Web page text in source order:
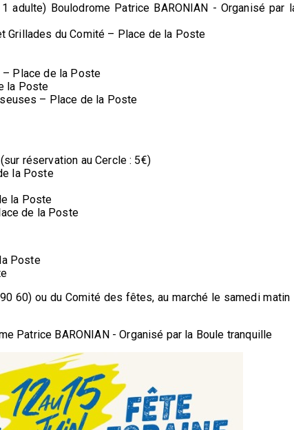
adulte) Boulodrome Patrice BARONIAN - Organisé par
Grillades du Comité – Place de la Poste
– Place de la Poste
la Poste
– Place de la Poste
réservation au Cercle : 5€)
la Poste
la Poste
de la Poste
Poste
60) ou du Comité des fêtes, au marché le samedi matin
Patrice BARONIAN - Organisé par la Boule tranquille